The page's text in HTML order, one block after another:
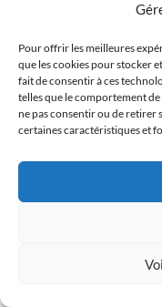
Pour offrir les meilleures
que les cookies pour stocker
fait de consentir à ces
telles que le comportement
ne pas consentir ou de retirer
certaines caractéristiques et